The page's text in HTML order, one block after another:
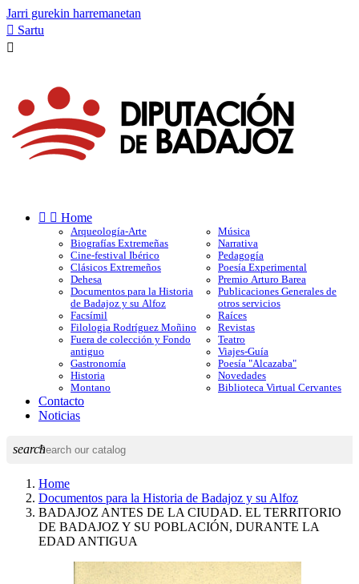
Jarri gurekin harremanetan
 Sartu

  Home
Arqueología-Arte
Biografías Extremeñas
Cine-festival Ibérico
Clásicos Extremeños
Dehesa
Documentos para la Historia
de Badajoz y su Alfoz
Facsímil
Filologia Rodríguez Moñino
Fuera de colección y Fondo
antiguo
Gastronomía
Historia
Montano
Música
Narrativa
Pedagogía
Poesía Experimental
Premio Arturo Barea
Publicaciones Generales de
otros servicios
Raíces
Revistas
Teatro
Viajes-Guía
Poesía "Alcazaba"
Novedades
Biblioteca Virtual Cervantes
Contacto
Noticias
search
Home
Documentos para la Historia de Badajoz y su Alfoz
BADAJOZ ANTES DE LA CIUDAD. EL TERRITORIO
DE BADAJOZ Y SU POBLACIÓN, DURANTE LA
EDAD ANTIGUA